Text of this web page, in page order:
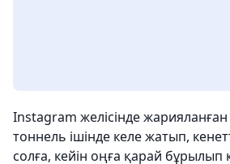
Instagram желісінде жарияланған
тоннель ішінде келе жатып,
солға, кейін оңға қарай бұрылып